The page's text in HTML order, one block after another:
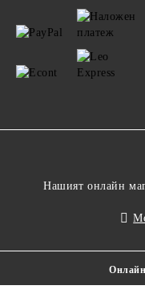
Нашият онлайн